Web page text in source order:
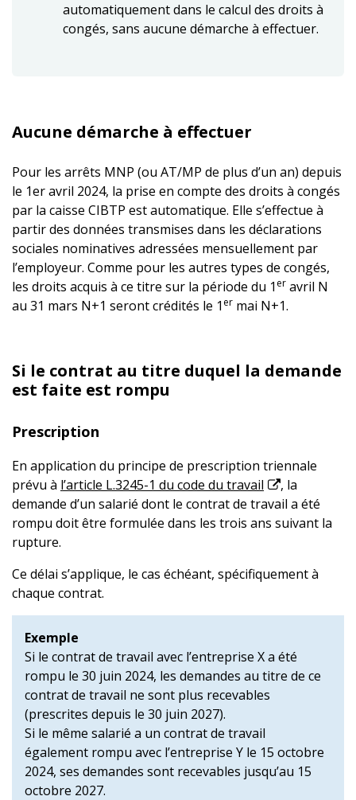
automatiquement dans le calcul des droits à
congés, sans aucune démarche à effectuer.
Aucune démarche à effectuer
Pour les arrêts MNP (ou AT/MP de plus d’un an) depuis
le 1er avril 2024, la prise en compte des droits à congés
par la caisse CIBTP est automatique. Elle s’effectue à
partir des données transmises dans les déclarations
sociales nominatives adressées mensuellement par
l’employeur. Comme pour les autres types de congés,
les droits acquis à ce titre sur la période du 1 er avril N
au 31 mars N+1 seront crédités le 1 er mai N+1.
Si le contrat au titre duquel la demande
est faite est rompu
Prescription
En application du principe de prescription triennale
prévu à l’article L.3245-1 du code du travail
, la
demande d’un salarié dont le contrat de travail a été
rompu doit être formulée dans les trois ans suivant la
rupture.
Ce délai s’applique, le cas échéant, spécifiquement à
chaque contrat.
Exemple
Si le contrat de travail avec l’entreprise X a été
rompu le 30 juin 2024, les demandes au titre de ce
contrat de travail ne sont plus recevables
(prescrites depuis le 30 juin 2027).
Si le même salarié a un contrat de travail
également rompu avec l’entreprise Y le 15 octobre
2024, ses demandes sont recevables jusqu’au 15
octobre 2027.